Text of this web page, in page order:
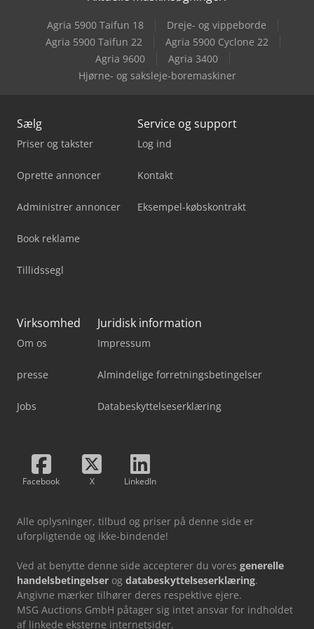
Jcb S2646E
Jcb Teleskoplæsser
Agria 5900 Taifun 18
Dreje- og vippeborde
Agria 5900 Taifun 22
Agria 5900 Cyclone 22
Agria 9600
Agria 3400
Hjørne- og saksleje-boremaskiner
Sælg
Priser og takster
Oprette annoncer
Administrer annoncer
Book reklame
Tillidssegl
Service og support
Log ind
Kontakt
Eksempel-købskontrakt
Virksomhed
Om os
presse
Jobs
Juridisk information
Impressum
Almindelige forretningsbetingelser
Databeskyttelseserklæring
Facebook X LinkedIn
Alle oplysninger, tilbud og priser på denne side er
uforpligtende og ikke-bindende!
Ved at benytte denne side accepterer du vores generelle
handelsbetingelser og databeskyttelseserklæring.
Angivne mærker tilhører deres respektive ejere.
MSG Auctions GmbH påtager sig intet ansvar for indholdet
af linkede eksterne internetsider.